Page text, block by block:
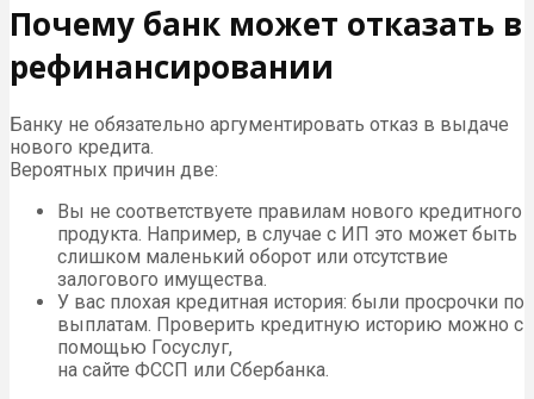
Почему банк может отказать в
рефинансировании
Банку не обязательно аргументировать отказ в выдаче
нового кредита.
Вероятных причин две:
Вы не соответствуете правилам нового кредитного
продукта. Например, в случае с ИП это может быть
слишком маленький оборот или отсутствие
залогового имущества.
У вас плохая кредитная история: были просрочки по
выплатам. Проверить кредитную историю можно с
помощью Госуслуг,
на сайте ФССП или Сбербанка.